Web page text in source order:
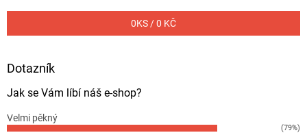
0KS /0 KČ
Dotazník
Jak se Vám líbí náš e-shop?
Velmi pěkný
(79%)